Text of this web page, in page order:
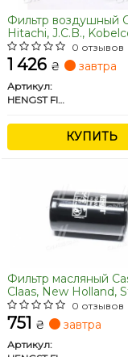
Фильтр воздушный
Hitachi, J.C.B.,
Holland(пр-во Hengst)
0 отзывов
1 426 ₴ завтра
Артикул:
HENGST FILTER
КУПИТЬ
Фильтр масляный
Claas, New Holland,
во Hengst) 0 отзывов
751 ₴ завтра
Артикул: